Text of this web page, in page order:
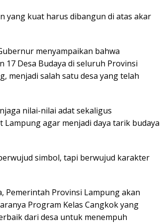
yang kuat harus dibangun di atas akar
menyampaikan bahwa
Desa Budaya di seluruh Provinsi
menjadi salah satu desa yang telah
nilai-nilai adat sekaligus
agar menjadi daya tarik budaya
simbol, tapi berwujud karakter
Pemerintah Provinsi Lampung akan
Program Kelas Cangkok yang
dari desa untuk menempuh